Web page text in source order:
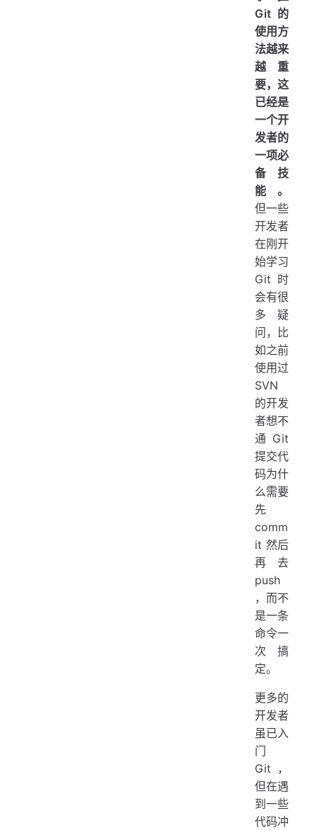
Git 的
使用方
法越来
越重
要，这
已经是
一个开
发者的
一项必
备技
能。
但一些
开发者
在刚开
始学习
Git 时
会有很
多疑
问，比
如之前
使用过
SVN
的开发
者想不
通 Git
提交代
码为什
么需要
先
comm
it 然后
再去
push
，而不
是一条
命令一
次搞
定。
更多的
开发者
虽已入
门
Git，
但在遇
到一些
代码冲